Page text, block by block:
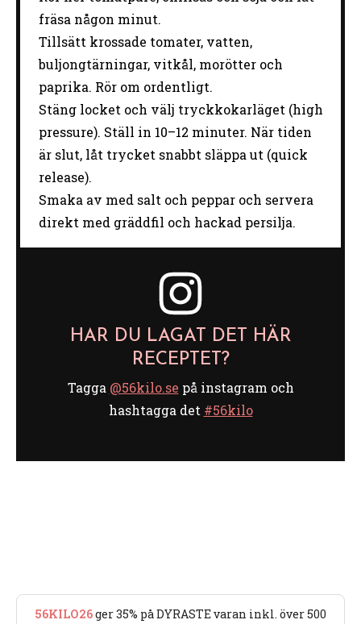
fräsa någon minut.
Tillsätt krossade tomater, vatten,
buljongtärningar, vitkål, morötter och
paprika. Rör om ordentligt.
Stäng locket och välj tryckkokarläget (high
pressure). Ställ in 10–12 minuter. När tiden
är slut, låt trycket snabbt släppa ut (quick
release).
Smaka av med salt och peppar och servera
direkt med gräddfil och hackad persilja.
HAR DU LAGAT DET HÄR
RECEPTET?
Tagga @56kilo.se på instagram och
hashtagga det #56kilo
56KILO26ger 35% på DYRASTE varan inkl. över 500